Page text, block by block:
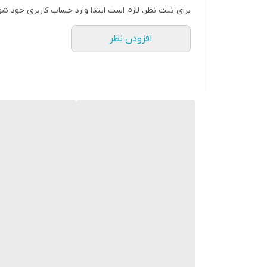
تمیزی و درخشندگی بی‌نقص بدون آسیب
حذف لکه، جرم و رسوب در چند ثانیه
قابل استفاده برای تمام سطوح براق و لعابی
برای ثبت نظر، لازم است ابتدا وارد حساب کاربری خود
افزودن نظر